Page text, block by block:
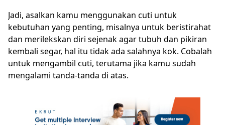
Jadi, asalkan kamu menggunakan cuti untuk
kebutuhan yang penting, misalnya untuk beristirahat
dan merilekskan diri sejenak agar tubuh dan pikiran
kembali segar, hal itu tidak ada salahnya kok. Cobalah
untuk mengambil cuti, terutama jika kamu sudah
mengalami tanda-tanda di atas.